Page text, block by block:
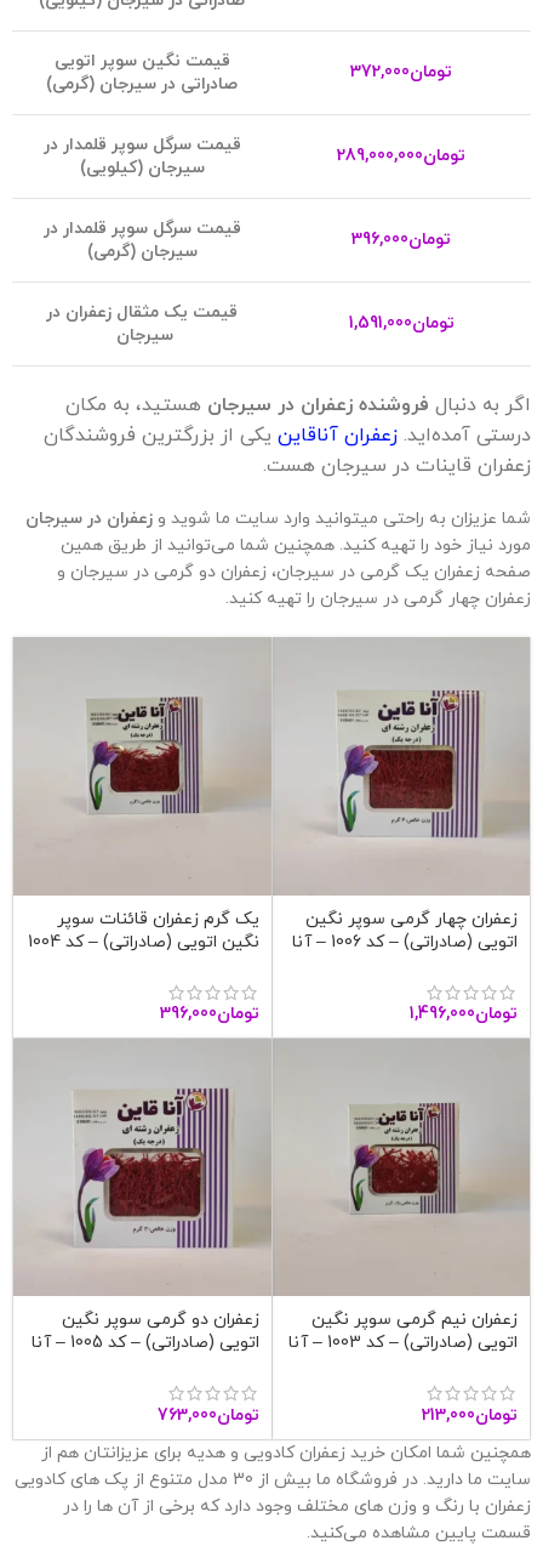
تومان372,000
قیمت نگین سوپر اتویی
صادراتی در سیرجان (گرمی)
تومان289,000,000 قیمت سرگل سوپر قلمدار در
سیرجان (کیلویی)
تومان396,000
قیمت سرگل سوپر قلمدار در
سیرجان (گرمی)
تومان1,591,000
قیمت یک مثقال زعفران در
سیرجان
اگر به دنبال فروشنده زعفران در سیرجان هستید، به مکان
درستی آمده‌اید. زعفران آناقاین یکی از بزرگترین فروشندگان
زعفران قاینات در سیرجان هست.
شما عزیزان به راحتی میتوانید وارد سایت ما شوید و زعفران در سیرجان
مورد نیاز خود را تهیه کنید. همچنین شما می‌توانید از طریق همین
صفحه زعفران یک گرمی در سیرجان، زعفران دو گرمی در سیرجان و
زعفران چهار گرمی در سیرجان را تهیه کنید.
زعفران چهار گرمی سوپر نگین
اتویی (صادراتی) – کد 1006 – آنا
تومان1,496,000
یک گرم زعفران قائنات سوپر
نگین اتویی (صادراتی) – کد 1004
تومان396,000
زعفران نیم گرمی سوپر نگین
اتویی (صادراتی) – کد 1003 – آنا
تومان213,000
زعفران دو گرمی سوپر نگین
اتویی (صادراتی) – کد 1005 – آنا
تومان763,000
همچنین شما امکان خرید زعفران کادویی و هدیه برای عزیزانتان هم از
سایت ما دارید. در فروشگاه ما بیش از 30 مدل متنوع از پک های کادویی
زعفران با رنگ و وزن های مختلف وجود دارد که برخی از آن ها را در
قسمت پایین مشاهده می‌کنید.